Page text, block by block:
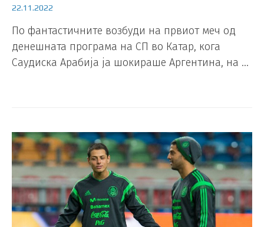
22.11.2022
По фантастичните возбуди на првиот меч од
денешната програма на СП во Катар, кога
Саудиска Арабија ја шокираше Аргентина, на …